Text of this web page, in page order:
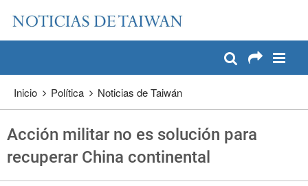
Pase a contenido principal
Inicio Política Noticias de Taiwán
Acción militar no es solución para
recuperar China continental